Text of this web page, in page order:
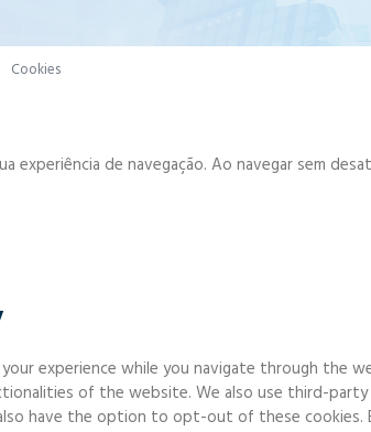
Cookies
experiência de navegação. Ao navegar sem
experience while you navigate through the
of the website. We also use third-
have the option to opt-out of these